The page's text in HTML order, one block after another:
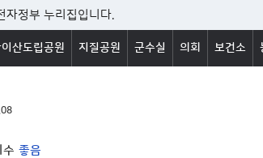
자정부 누리집입니다.
이산도립공원 지질공원 군수실 의회 보건소
수 좋음